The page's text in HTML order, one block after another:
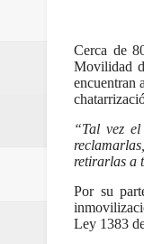
Cerca de
Movilidad
encuentran
“Tal vez
retirarlas a
Por su
Ley 1383